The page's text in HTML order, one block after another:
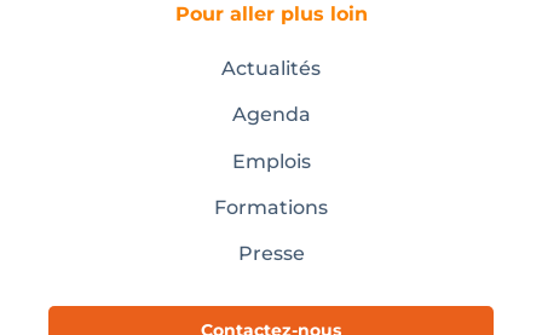
Pour aller plus loin
Actualités
Agenda
Emplois
Formations
Presse
Contactez-nous